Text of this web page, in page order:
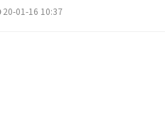
20-01-16 10:37